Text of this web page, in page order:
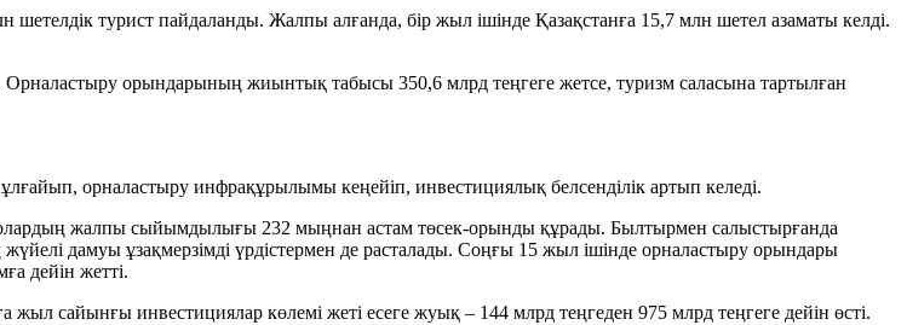
турист пайдаланды. Жалпы алғанда, бір жыл ішінде Қазақстанға 15,7 млн шетел азаматы келді.
орындарының жиынтық табысы 350,6 млрд теңгеге жетсе, туризм саласына тартылған
орналастыру инфрақұрылымы кеңейіп, инвестициялық белсенділік артып келеді.
жалпы сыйымдылығы 232 мыңнан астам төсек-орынды құрады. Былтырмен салыстырғанда
дамуы ұзақмерзімді үрдістермен де расталады. Соңғы 15 жыл ішінде орналастыру орындары
дейін жетті.
сайынғы инвестициялар көлемі жеті есеге жуық – 144 млрд теңгеден 975 млрд теңгеге дейін өсті.